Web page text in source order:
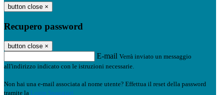
button close ×
Recupero password
button close ×
E-mail Verrà inviato un messaggio
all'indirizzo indicato con le istruzioni necessarie.
Non hai una e-mail associata al nome utente? Effettua il reset della password
tramite la Login Spaggiari